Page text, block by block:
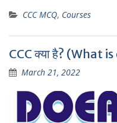
CCC MCQ, Courses
CCC क्या है? (What
March 21, 2022